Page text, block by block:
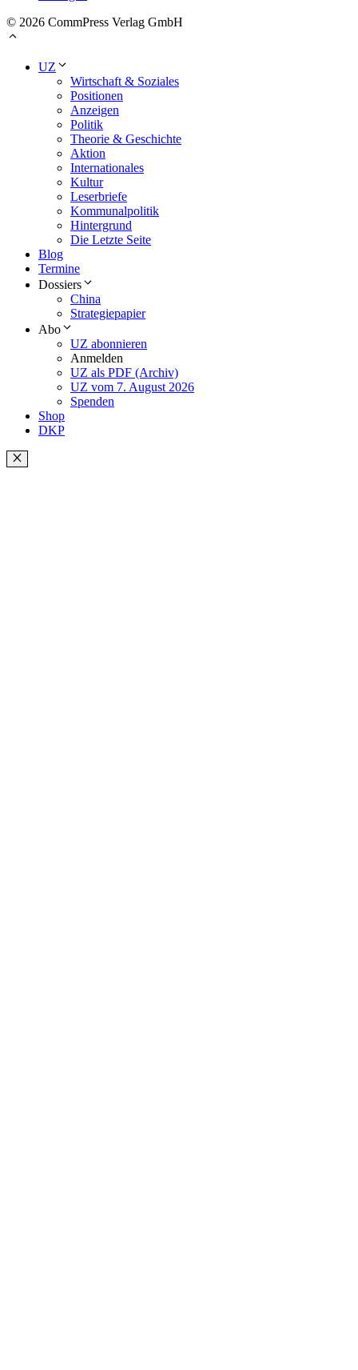
© 2026 CommPress Verlag GmbH
UZ
Wirtschaft & Soziales
Positionen
Anzeigen
Politik
Theorie & Geschichte
Aktion
Internationales
Kultur
Leserbriefe
Kommunalpolitik
Hintergrund
Die Letzte Seite
Blog
Termine
Dossiers
China
Strategiepapier
Abo
UZ abonnieren
Anmelden
UZ als PDF (Archiv)
UZ vom 7. August 2026
Spenden
Shop
DKP
Schließen